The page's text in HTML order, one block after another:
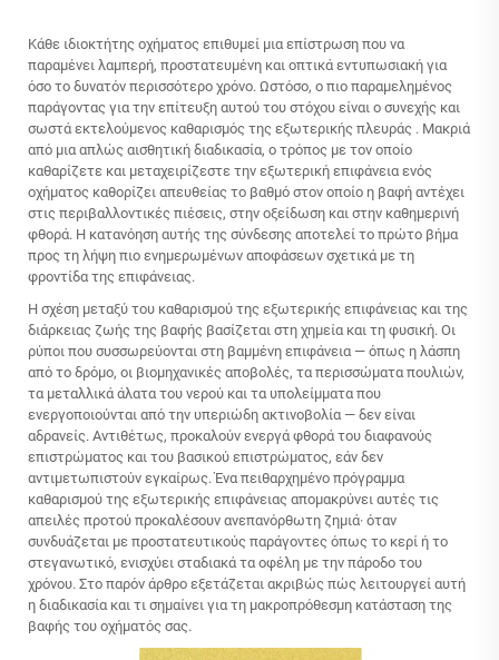
Κάθε ιδιοκτήτης οχήματος επιθυμεί μια επίστρωση που να
παραμένει λαμπερή, προστατευμένη και οπτικά εντυπωσιακή για
όσο το δυνατόν περισσότερο χρόνο. Ωστόσο, ο πιο παραμελημένος
παράγοντας για την επίτευξη αυτού του στόχου είναι ο συνεχής και
σωστά εκτελούμενος καθαρισμός της εξωτερικής πλευράς . Μακριά
από μια απλώς αισθητική διαδικασία, ο τρόπος με τον οποίο
καθαρίζετε και μεταχειρίζεστε την εξωτερική επιφάνεια ενός
οχήματος καθορίζει απευθείας το βαθμό στον οποίο η βαφή αντέχει
στις περιβαλλοντικές πιέσεις, στην οξείδωση και στην καθημερινή
φθορά. Η κατανόηση αυτής της σύνδεσης αποτελεί το πρώτο βήμα
προς τη λήψη πιο ενημερωμένων αποφάσεων σχετικά με τη
φροντίδα της επιφάνειας.
Η σχέση μεταξύ του καθαρισμού της εξωτερικής επιφάνειας και της
διάρκειας ζωής της βαφής βασίζεται στη χημεία και τη φυσική. Οι
ρύποι που συσσωρεύονται στη βαμμένη επιφάνεια — όπως η λάσπη
από το δρόμο, οι βιομηχανικές αποβολές, τα περισσώματα πουλιών,
τα μεταλλικά άλατα του νερού και τα υπολείμματα που
ενεργοποιούνται από την υπεριώδη ακτινοβολία — δεν είναι
αδρανείς. Αντιθέτως, προκαλούν ενεργά φθορά του διαφανούς
επιστρώματος και του βασικού επιστρώματος, εάν δεν
αντιμετωπιστούν εγκαίρως. Ένα πειθαρχημένο πρόγραμμα
καθαρισμού της εξωτερικής επιφάνειας απομακρύνει αυτές τις
απειλές προτού προκαλέσουν ανεπανόρθωτη ζημιά· όταν
συνδυάζεται με προστατευτικούς παράγοντες όπως το κερί ή το
στεγανωτικό, ενισχύει σταδιακά τα οφέλη με την πάροδο του
χρόνου. Στο παρόν άρθρο εξετάζεται ακριβώς πώς λειτουργεί αυτή
η διαδικασία και τι σημαίνει για τη μακροπρόθεσμη κατάσταση της
βαφής του οχήματός σας.